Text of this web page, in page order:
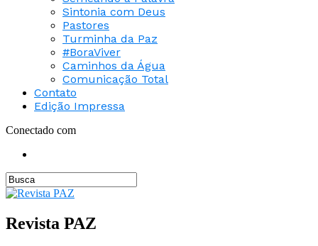
Sintonia com Deus
Pastores
Turminha da Paz
#BoraViver
Caminhos da Água
Comunicação Total
Contato
Edição Impressa
Conectado com
Revista PAZ